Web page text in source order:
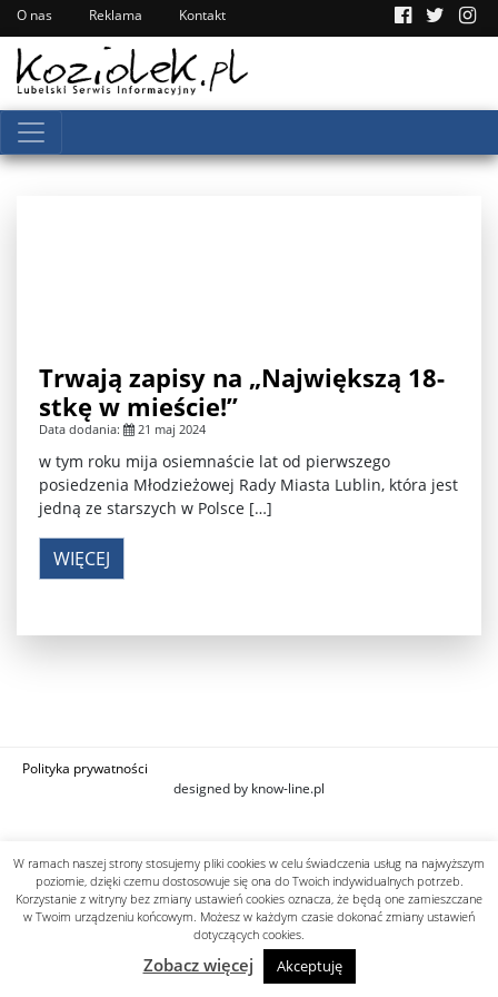
O nas Reklama Kontakt
Trwają zapisy na „Największą 18-
stkę w mieście!”
Data dodania: 21 maj 2024
w tym roku mija osiemnaście lat od pierwszego
posiedzenia Młodzieżowej Rady Miasta Lublin, która jest
jedną ze starszych w Polsce […]
WIĘCEJ
Polityka prywatności
designed by know-line.pl
W ramach naszej strony stosujemy pliki cookies w celu świadczenia usług na najwyższym
poziomie, dzięki czemu dostosowuje się ona do Twoich indywidualnych potrzeb.
Korzystanie z witryny bez zmiany ustawień cookies oznacza, że będą one zamieszczane
w Twoim urządzeniu końcowym. Możesz w każdym czasie dokonać zmiany ustawień
dotyczących cookies.
Zobacz więcej Akceptuję